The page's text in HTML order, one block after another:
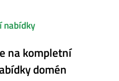
nabídky
na kompletní
domén